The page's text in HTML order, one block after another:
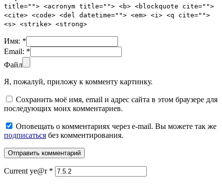
title=""> <acronym title=""> <b> <blockquote cite="">
<cite> <code> <del datetime=""> <em> <i> <q cite="">
<s> <strike> <strong>
Имя: *
Email: *
Файл
Я, пожалуй, приложу к комменту картинку.
Сохранить моё имя, email и адрес сайта в этом браузере для
последующих моих комментариев.
Оповещать о комментариях через e-mail. Вы можете так же
подписаться без комментирования.
Current ye@r *